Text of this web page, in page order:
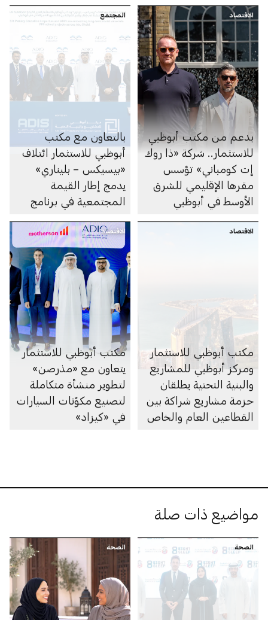
الاقتصاد
بدعم من مكتب أبوظبي
للاستثمار.. شركة «ذا روك
إت كومباني» تؤسس
مقرها الإقليمي للشرق
الأوسط في أبوظبي
المجتمع
بالتعاون مع مكتب
أبوظبي للاستثمار ائتلاف
«بيسيكس – بليناري»
يدمج إطار القيمة
المجتمعية في برنامج
المدارس المنفذة وفق
نموذج الشراكة بين
القطاعين العام والخاص
الاقتصاد
مكتب أبوظبي للاستثمار
ومركز أبوظبي للمشاريع
والبنية التحتية يطلقان
حزمة مشاريع شراكة بين
القطاعين العام والخاص
الاقتصاد
مكتب أبوظبي للاستثمار
يتعاون مع «مذرصن»
لتطوير منشأة متكاملة
لتصنيع مكوّنات السيارات
في «كيزاد»
مواضيع ذات صلة
الصحة الصحة